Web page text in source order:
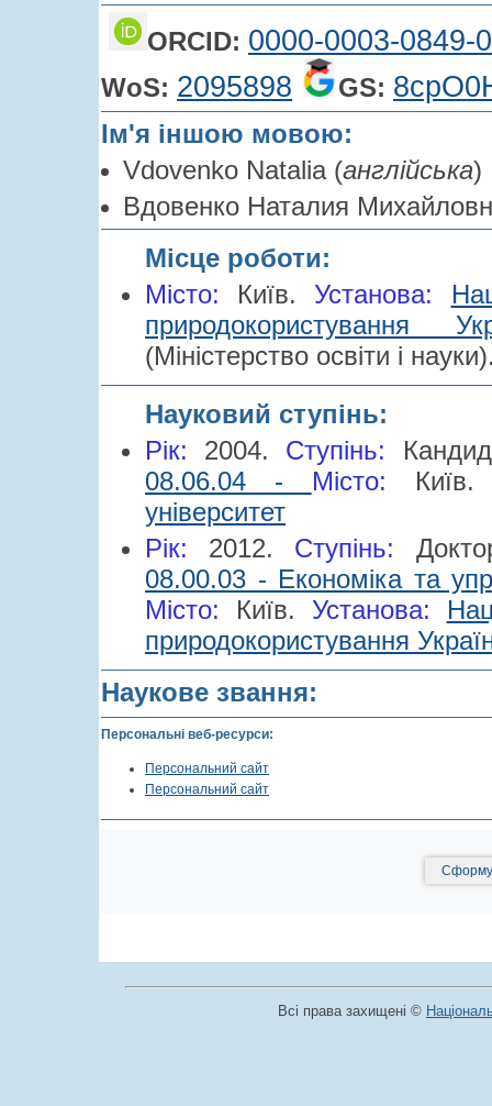
ORCID: 0000-0003-0849-
WoS: 2095898 GS:
Ім'я іншою мовою:
Vdovenko Natalia (англійська)
Вдовенко Наталия
Місце роботи:
Місто: Київ. Установа:
природокористування
(Міністерство освіти і
Науковий ступінь:
Рік: 2004. Cтупінь:
08.06.04 - Місто: Київ.
університет
Рік: 2012. Cтупінь:
08.00.03 - Економіка та
Місто: Київ. Установа:
природокористування
Наукове звання:
Персональні веб-ресурси:
Персональний сайт
Персональний сайт
Всі права захищені ©